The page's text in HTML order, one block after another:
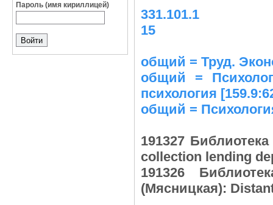
Пароль (имя кириллицей)
331.101.1
15
общий = Труд.
общий =
психология
общий =
191327
collection lending
191326
(Мясницкая):